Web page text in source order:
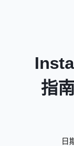
指
日